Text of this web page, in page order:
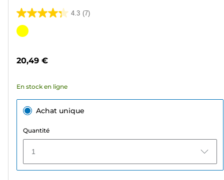
4.3 (7)
4.3
sur
7
Cartouche
20,49 €
En stock en ligne
Achat unique
Quantité
1